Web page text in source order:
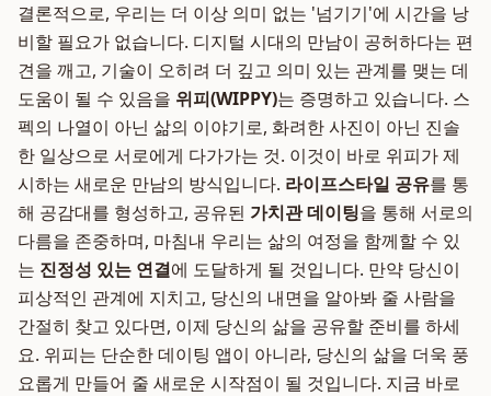
결론적으로, 우리는 더 이상 의미 없는 '넘기기'에 시간을 낭
비할 필요가 없습니다. 디지털 시대의 만남이 공허하다는 편
견을 깨고, 기술이 오히려 더 깊고 의미 있는 관계를 맺는 데
도움이 될 수 있음을 위피(WIPPY)는 증명하고 있습니다. 스
펙의 나열이 아닌 삶의 이야기로, 화려한 사진이 아닌 진솔
한 일상으로 서로에게 다가가는 것. 이것이 바로 위피가 제
시하는 새로운 만남의 방식입니다. 라이프스타일 공유를 통
해 공감대를 형성하고, 공유된 가치관 데이팅을 통해 서로의
다름을 존중하며, 마침내 우리는 삶의 여정을 함께할 수 있
는 진정성 있는 연결에 도달하게 될 것입니다. 만약 당신이
피상적인 관계에 지치고, 당신의 내면을 알아봐 줄 사람을
간절히 찾고 있다면, 이제 당신의 삶을 공유할 준비를 하세
요. 위피는 단순한 데이팅 앱이 아니라, 당신의 삶을 더욱 풍
요롭게 만들어 줄 새로운 시작점이 될 것입니다. 지금 바로